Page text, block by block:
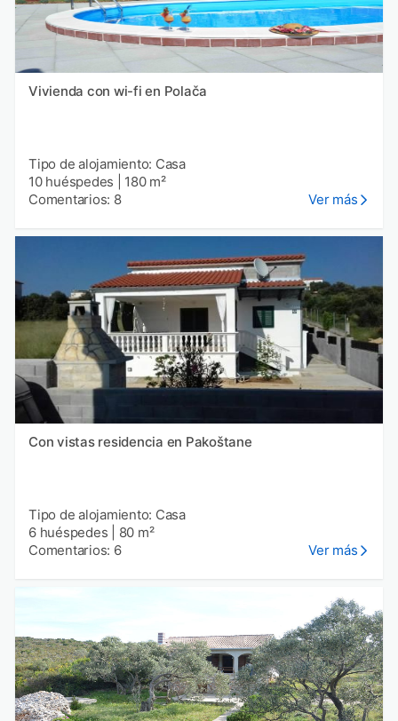
Vivienda con wi-fi en Polača
Tipo de alojamiento: Casa
10 huéspedes
180 m²
Comentarios: 8
Ver más
Con vistas residencia en Pakoštane
Tipo de alojamiento: Casa
6 huéspedes
80 m²
Comentarios: 6
Ver más